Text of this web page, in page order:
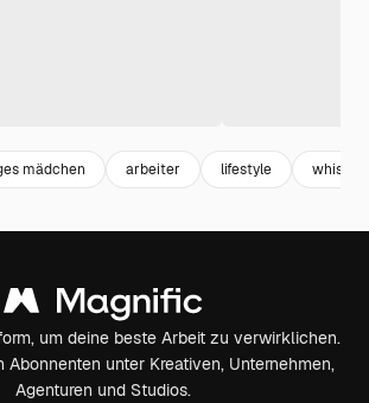
mädchen arbeiter lifestyle whisky
um deine beste Arbeit zu verwirklichen.
Abonnenten unter Kreativen, Unternehmen,
Agenturen und Studios.